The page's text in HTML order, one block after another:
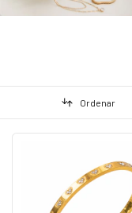
Ordenar